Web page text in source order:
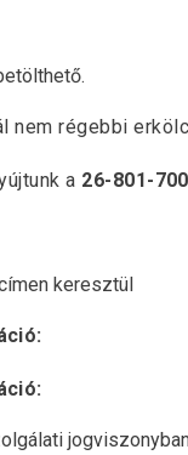
nem régebbi
a 26-801-
keresztül